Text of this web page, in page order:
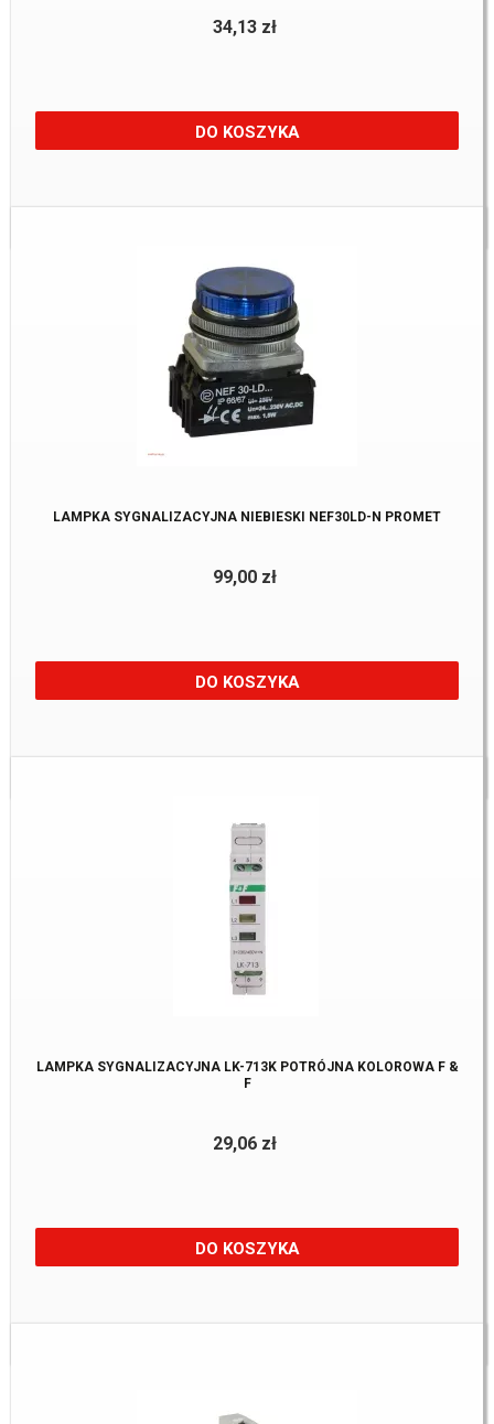
34,13 zł
DO KOSZYKA
Dostępne:5 Szt.
LAMPKA SYGNALIZACYJNA NIEBIESKI NEF30LD-N PROMET
99,00 zł
DO KOSZYKA
Dostępne:5 Szt.
LAMPKA SYGNALIZACYJNA LK-713K POTRÓJNA KOLOROWA F &
F
29,06 zł
DO KOSZYKA
Dostępne:4 Szt.